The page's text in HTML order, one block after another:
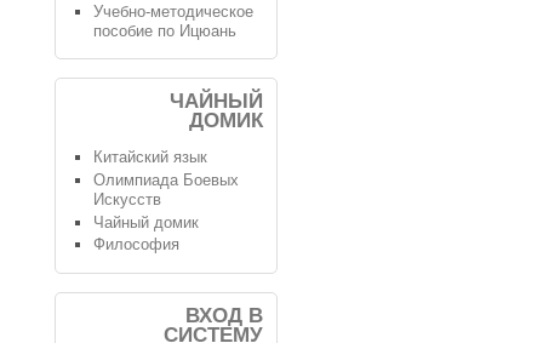
Учебно-методическое
пособие по Ицюань
ЧАЙНЫЙ
ДОМИК
Китайский язык
Олимпиада Боевых
Искусств
Чайный домик
Философия
ВХОД В
СИСТЕМУ